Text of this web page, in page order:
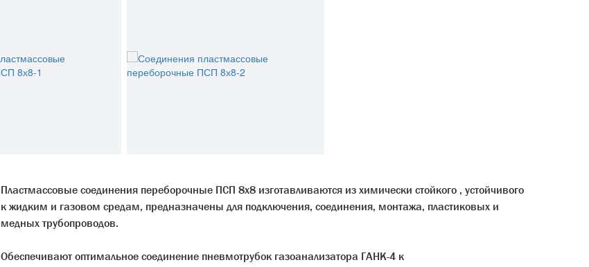
Пластмассовые соединения переборочные ПСП 8х8 изготавливаются из химически стойкого , устойчивого
к жидким и газовом средам, предназначены для подключения, соединения, монтажа, пластиковых и
медных трубопроводов.
Обеспечивают оптимальное соединение пневмотрубок газоанализатора ГАНК-4 к